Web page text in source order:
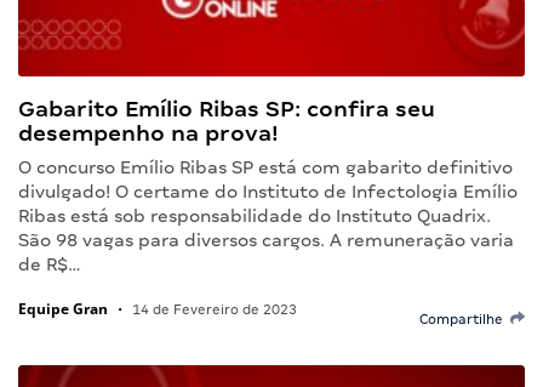
Gabarito Emílio Ribas SP: confira seu
desempenho na prova!
O concurso Emílio Ribas SP está com gabarito definitivo
divulgado! O certame do Instituto de Infectologia Emílio
Ribas está sob responsabilidade do Instituto Quadrix.
São 98 vagas para diversos cargos. A remuneração varia
de R$…
Equipe Gran • 14 de Fevereiro de 2023
Compartilhe